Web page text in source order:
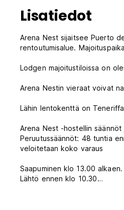
Lisatiedot
Arena Nest sijaitsee Puerto
rentoutumisalue.
Lodgen majoitustiloissa on
Arena Nestin vieraat voivat
Lähin lentokenttä on
Arena Nest -hostellin
Peruutussäännöt: 48 tuntia
veloitetaan koko varaus
Saapuminen klo 13.00
Lähtö ennen klo 10.30